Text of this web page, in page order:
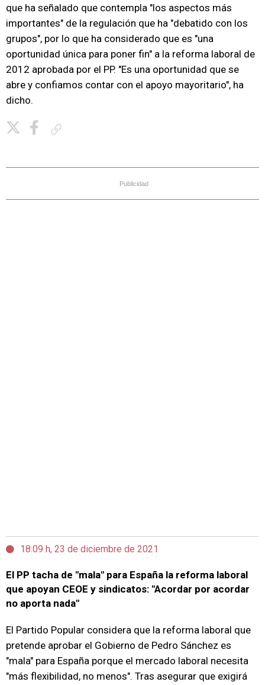
que ha señalado que contempla "los aspectos más
importantes" de la regulación que ha "debatido con los
grupos", por lo que ha considerado que es "una
oportunidad única para poner fin" a la reforma laboral de
2012 aprobada por el PP. "Es una oportunidad que se
abre y confiamos contar con el apoyo mayoritario", ha
dicho.
Publicidad
18:09 h, 23 de diciembre de 2021
El PP tacha de "mala" para España la reforma laboral
que apoyan CEOE y sindicatos: "Acordar por acordar
no aporta nada"
El Partido Popular considera que la reforma laboral que
pretende aprobar el Gobierno de Pedro Sánchez es
"mala" para España porque el mercado laboral necesita
"más flexibilidad, no menos". Tras asegurar que exigirá